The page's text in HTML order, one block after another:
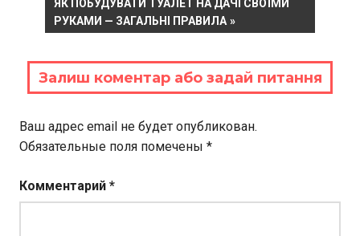
записям
POST:
ЯК ПОБУДУВАТИ ТУАЛЕТ НА ДАЧІ СВОЇМИ
РУКАМИ — ЗАГАЛЬНІ ПРАВИЛА
Залиш коментар або задай питання
Ваш адрес email не будет опубликован.
Обязательные поля помечены *
Комментарий *